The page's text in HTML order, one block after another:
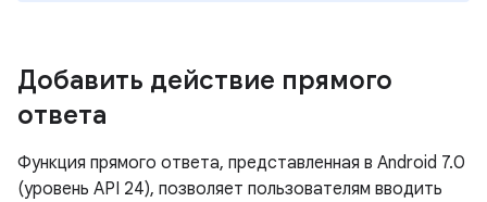
Добавить действие прямого
ответа
Функция прямого ответа, представленная в Android 7.0
(уровень API 24), позволяет пользователям вводить